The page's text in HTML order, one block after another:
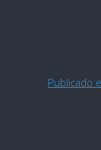
Publicado